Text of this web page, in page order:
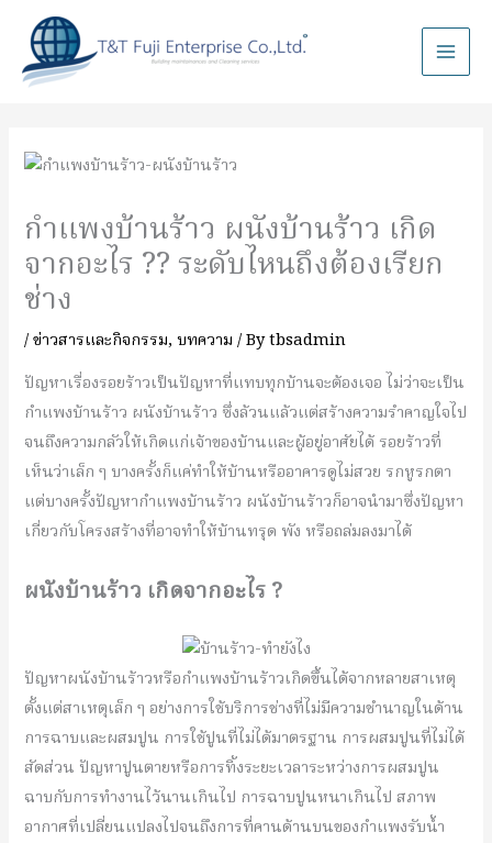
กำแพงบ้านร้าว ผนังบ้านร้าว เกิด
จากอะไร ?? ระดับไหนถึงต้องเรียก
ช่าง
/ข่าวสารและกิจกรรม,บทความ / Bytbsadmin
ปัญหาเรื่องรอยร้าวเป็นปัญหาที่แทบทุกบ้านจะต้องเจอ ไม่ว่าจะเป็น
กำแพงบ้านร้าว ผนังบ้านร้าว ซึ่งล้วนแล้วแต่สร้างความรำคาญใจไป
จนถึงความกลัวให้เกิดแก่เจ้าของบ้านและผู้อยู่อาศัยได้ รอยร้าวที่
เห็นว่าเล็ก ๆ บางครั้งก็แค่ทำให้บ้านหรืออาคารดูไม่สวย รกหูรกตา
แต่บางครั้งปัญหากำแพงบ้านร้าว ผนังบ้านร้าวก็อาจนำมาซึ่งปัญหา
เกี่ยวกับโครงสร้างที่อาจทำให้บ้านทรุด พัง หรือถล่มลงมาได้
ผนังบ้านร้าว เกิดจากอะไร ?
ปัญหาผนังบ้านร้าวหรือกำแพงบ้านร้าวเกิดขึ้นได้จากหลายสาเหตุ
ตั้งแต่สาเหตุเล็ก ๆ อย่างการใช้บริการช่างที่ไม่มีความชำนาญในด้าน
การฉาบและผสมปูน การใช้ปูนที่ไม่ได้มาตรฐาน การผสมปูนที่ไม่ได้
สัดส่วน ปัญหาปูนตายหรือการทิ้งระยะเวลาระหว่างการผสมปูน
ฉาบกับการทำงานไว้นานเกินไป การฉาบปูนหนาเกินไป สภาพ
อากาศที่เปลี่ยนแปลงไปจนถึงการที่คานด้านบนของกำแพงรับน้ำ